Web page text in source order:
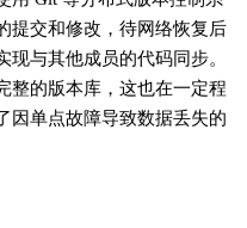
提交和修改，待网络恢复后
与其他成员的代码同步。
整的版本库，这也在一定程
因单点故障导致数据丢失的